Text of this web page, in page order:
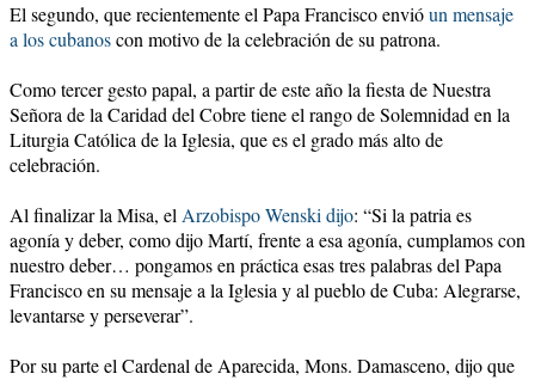
El segundo, que recientemente el Papa Francisco envióun mensaje
a los cubanoscon motivo de la celebración de su patrona.
Como tercer gesto papal, a partir de este año la fiesta de Nuestra
Señora de la Caridad del Cobre tiene el rango de Solemnidad en la
Liturgia Católica de la Iglesia, que es el grado más alto de
celebración.
Al finalizar la Misa, elArzobispo Wenski dijo: “Si la patria es
agonía y deber, como dijo Martí, frente a esa agonía, cumplamos con
nuestro deber… pongamos en práctica esas tres palabras del Papa
Francisco en su mensaje a la Iglesia y al pueblo de Cuba: Alegrarse,
levantarse y perseverar”.
Por su parte el Cardenal de Aparecida, Mons. Damasceno, dijo que